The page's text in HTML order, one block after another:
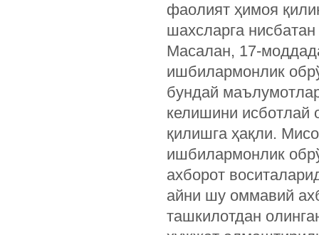
фаолият ҳимоя
шахсларга
Масалан, 17-
ишбилармонлик
бундай
келишини исботлай
қилишга ҳақли.
ишбилармонлик
ахборот
айни шу оммавий
ташкилотдан